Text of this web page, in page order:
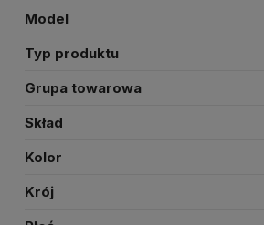
Model
Typ produktu
Grupa towarowa
Skład
Kolor
Krój